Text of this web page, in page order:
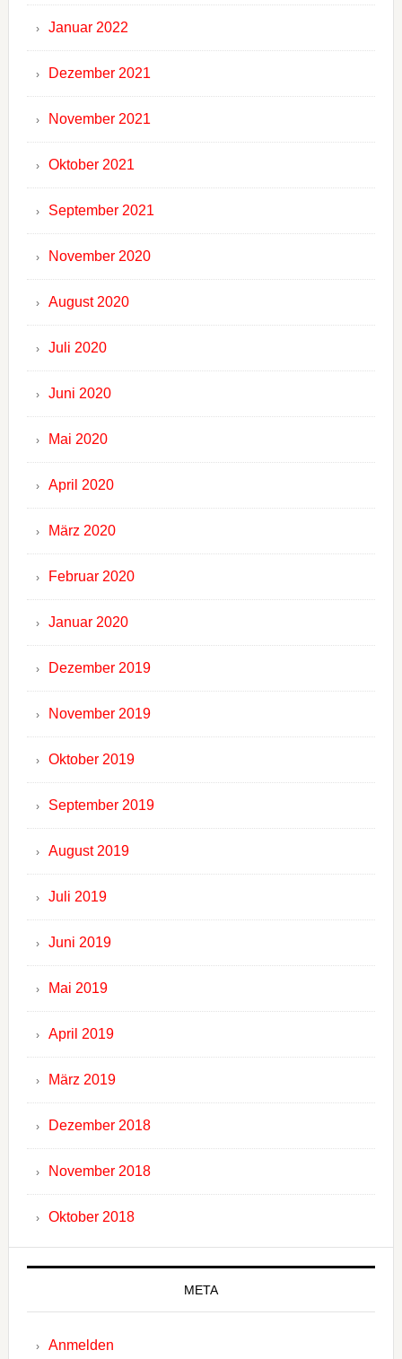
Januar 2022
Dezember 2021
November 2021
Oktober 2021
September 2021
November 2020
August 2020
Juli 2020
Juni 2020
Mai 2020
April 2020
März 2020
Februar 2020
Januar 2020
Dezember 2019
November 2019
Oktober 2019
September 2019
August 2019
Juli 2019
Juni 2019
Mai 2019
April 2019
März 2019
Dezember 2018
November 2018
Oktober 2018
META
Anmelden